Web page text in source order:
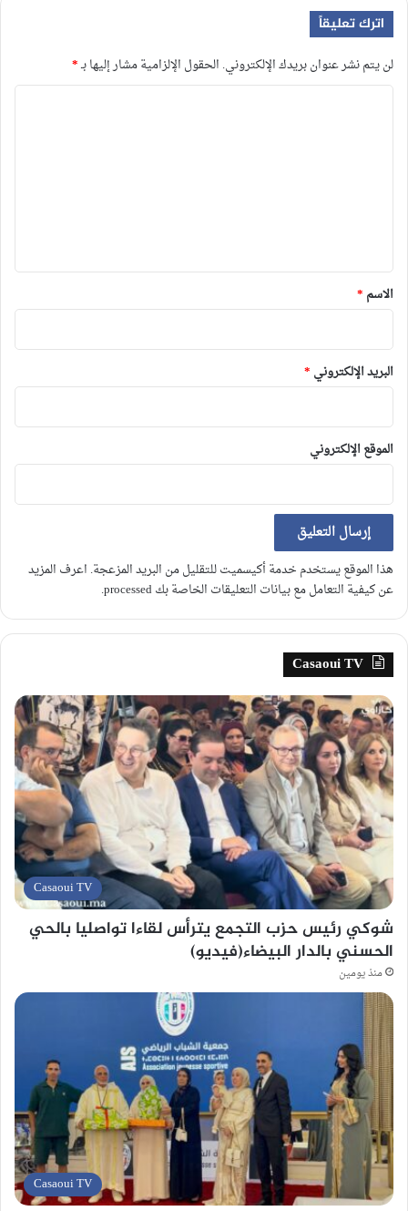
اترك تعليقاً
لن يتم نشر عنوان بريدك الإلكتروني. الحقول الإلزامية مشار إليها بـ*
*
الاسم *
البريد الإلكتروني *
الموقع الإلكتروني
هذا الموقع يستخدم خدمة أكيسميت للتقليل من البريد المزعجة. اعرف المزيد
عن كيفية التعامل مع بيانات التعليقات الخاصة بك processed
.
Casaoui TV
Casaoui TV
شوكي رئيس حزب التجمع يترأس لقاءا تواصليا بالحي
الحسني بالدار البيضاء(فيديو)
منذ يومين
Casaoui TV